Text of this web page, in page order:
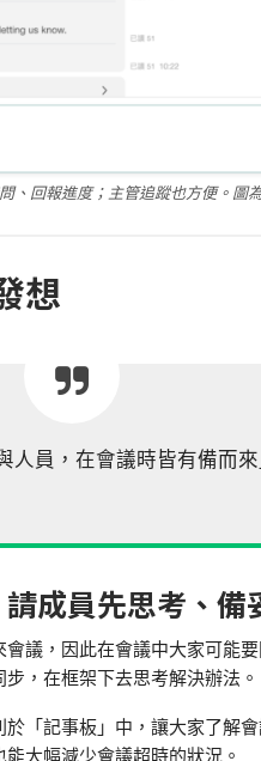
、回報進度；主管追蹤也方便。圖
想
人員，在會議時皆有備而來
成員先思考、備
議，因此在會議中大家可能
，在框架下去思考解決辦法。
「記事板」中，讓大家了解
大幅減少會議超時的狀況。